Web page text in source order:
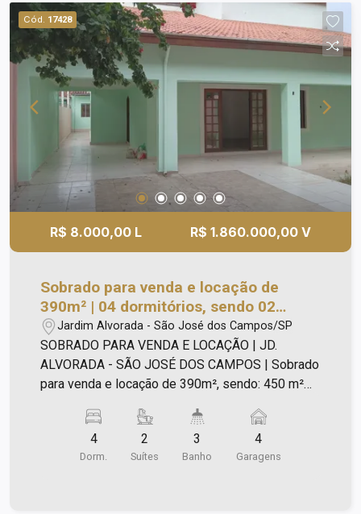
suíte principal; - Diversos armários; - Piso em
granito. Excelente localização, analisa proposta
Cód. 17428
R$ 8.000,00 L R$ 1.860.000,00 V
Sobrado para venda e locação de
390m² | 04 dormitórios, sendo 02
suítes e 04 vagas de garargem |
Jardim Alvorada | São José dos
Campos |
Jardim Alvorada - São José dos Campos/SP
SOBRADO PARA VENDA E LOCAÇÃO | JD.
ALVORADA - SÃO JOSÉ DOS CAMPOS | Sobrado
para venda e locação de 390m², sendo: 450 m²
master) com área de closet e banheira; - 01
banheiro social; - Sala de estar; - Sala de jantar; -
Sala de almoço e cozinha. Parte superior: -
4
Dorm.
2
Suítes
3
Banho
4
Garagens